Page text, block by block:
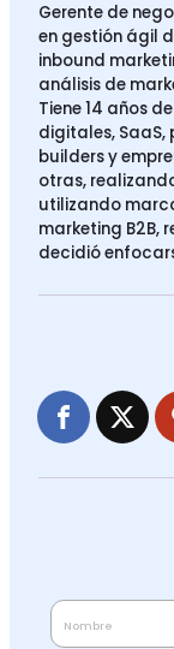
Gerente de
en gestión ágil
inbound
análisis de
Tiene 14 años
digitales,
builders y
otras,
utilizando
marketing B2B,
decidió